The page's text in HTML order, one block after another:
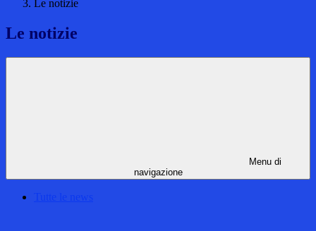
Le notizie
Le notizie
Menu di
navigazione
Tutte le news